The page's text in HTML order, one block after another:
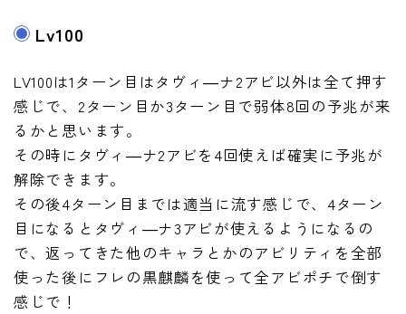
Lv100
LV100は1ターン目はタヴィ―ナ2アビ以外は全て押す
感じで、2ターン目か3ターン目で弱体8回の予兆が来
るかと思います。
その時にタヴィ―ナ2アビを4回使えば確実に予兆が
解除できます。
その後4ターン目までは適当に流す感じで、4ターン
目になるとタヴィ―ナ3アビが使えるようになるの
で、返ってきた他のキャラとかのアビリティを全部
使った後にフレの黒麒麟を使って全アビポチで倒す
感じで！